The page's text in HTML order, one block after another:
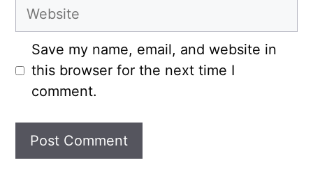
Website
Save my name, email, and website in
this browser for the next time I
comment.